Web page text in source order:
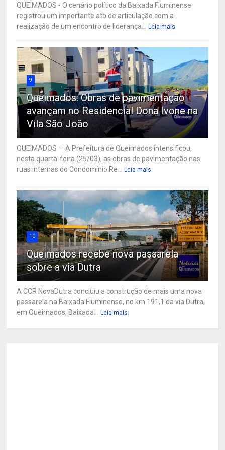
QUEIMADOS - O cenário político da Baixada Fluminense
registrou um importante ato de articulação com a
realização de um encontro de liderança...
Leia mais
9
Queimados: Obras de pavimentação
avançam no Residencial Dona Ivone na
Vila São João
QUEIMADOS — A Prefeitura de Queimados intensificou,
nesta quarta-feira (25/03), as obras de pavimentação nas
ruas internas do Condomínio Re...
Leia mais
10
Queimados recebe nova passarela
sobre a via Dutra
A CCR NovaDutra concluiu a construção de mais uma nova
passarela na Baixada Fluminense, no km 191,1 da via Dutra,
em Queimados, Baixada...
Leia mais